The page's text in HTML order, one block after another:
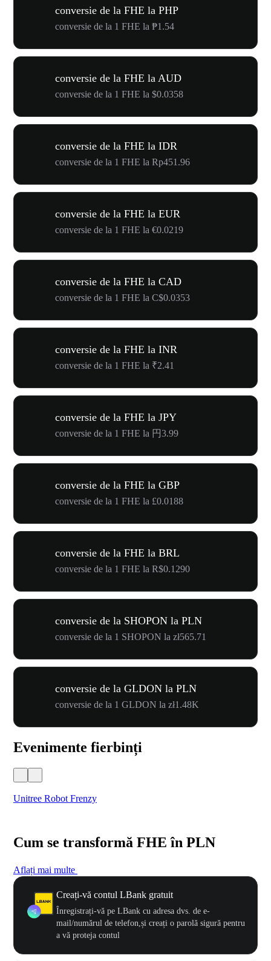
conversie de la FHE la PHP
conversie de la 1 FHE la ₱1.54
conversie de la FHE la AUD
conversie de la 1 FHE la $0.0358
conversie de la FHE la IDR
conversie de la 1 FHE la Rp451.96
conversie de la FHE la EUR
conversie de la 1 FHE la €0.0219
conversie de la FHE la CAD
conversie de la 1 FHE la C$0.0353
conversie de la FHE la INR
conversie de la 1 FHE la ₹2.41
conversie de la FHE la JPY
conversie de la 1 FHE la 円3.99
conversie de la FHE la GBP
conversie de la 1 FHE la £0.0188
conversie de la FHE la BRL
conversie de la 1 FHE la R$0.1290
conversie de la SHOPON la PLN
conversie de la 1 SHOPON la zł565.71
conversie de la GLDON la PLN
conversie de la 1 GLDON la zł1.48K
Evenimente fierbinți
Unitree Robot Frenzy
Cum se transformă FHE în PLN
Aflați mai multe
Creați-vă contul LBank gratuit
Înregistrați-vă pe LBank cu adresa dvs. de e-
mail/numărul de telefon,și creați o parolă sigură pentru
a vă proteja contul